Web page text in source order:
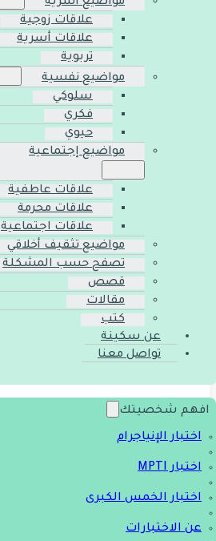
علاقات زوجية
علاقات أسرية
تربوية
مواضيع نفسية
سلوكي
فكري
حيوي
مواضيع إجتماعية
علاقات عاطفية
علاقات محرمة
علاقات اجتماعية
مواضيع تثقيف أخلاقي
تصفح حسب المشكلة
قصص
مقالات
كتب
عن سكينة
تواصل معنا
افهم شخصيتك
اختبار الإنياجرام
اختبار MPTI
اختبار الخمس الكبرى
عن الاختبارات